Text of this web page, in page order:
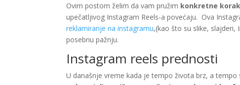
Ovim postom želim da vam pružim konkretne
upečatljivog Instagram Reels-a povećaju. Ova
reklamiranje na instagramu,(kao što su slike, slajderi,
posebnu pažnju.
Instagram reels prednosti
U današnje vreme kada je tempo života brz, a